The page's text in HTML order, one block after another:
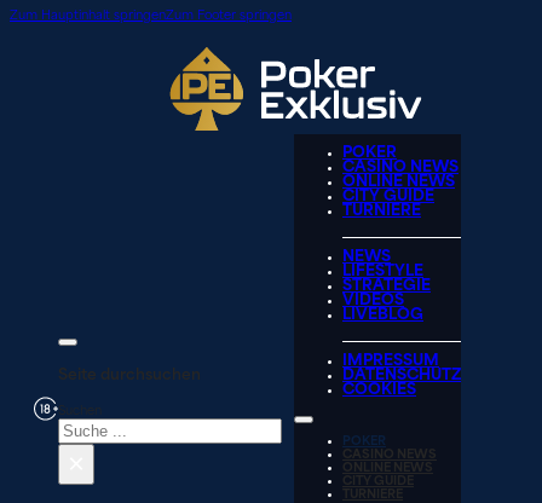
Zum Hauptinhalt springenZum Footer springen
Seite durchsuchen
POKER
CASINO NEWS
ONLINE NEWS
CITY GUIDE
TURNIERE
NEWS
LIFESTYLE
STRATEGIE
VIDEOS
LIVEBLOG
IMPRESSUM
DATENSCHUTZ
COOKIES
POKER
CASINO NEWS
ONLINE NEWS
CITY GUIDE
TURNIERE